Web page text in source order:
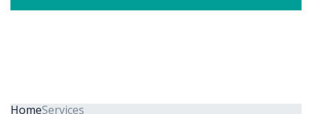
HomeServices